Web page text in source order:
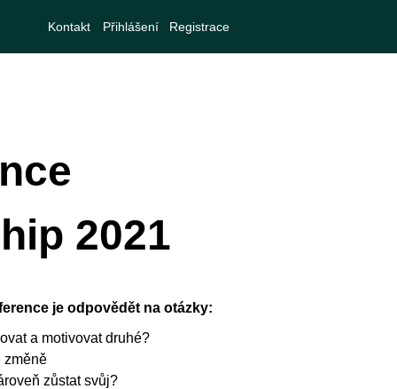
Kontakt Přihlášení Registrace
2021
je odpovědět na otázky:
a motivovat druhé?
změně
zůstat svůj?